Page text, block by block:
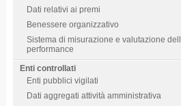
Dati relativi ai premi
Benessere organizzativo
Sistema di misurazione e valutazione
performance
Enti controllati
Enti pubblici vigilati
Dati aggregati attività amministrativa